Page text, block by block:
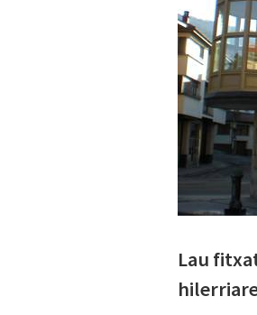
Lau